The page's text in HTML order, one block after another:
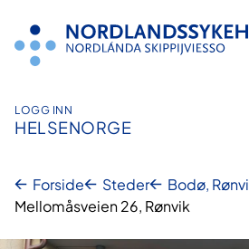
innhold
LOGG INN
HELSENORGE
Forside Steder
Bodø,
Mellomåsveien 26, Rønvik